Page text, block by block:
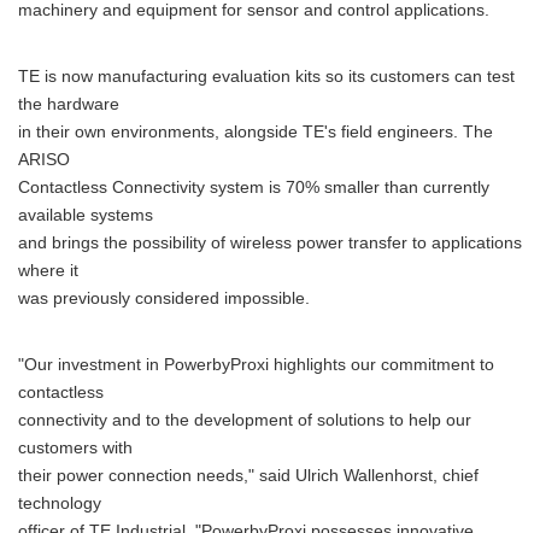
machinery and equipment for sensor and control applications.
TE is now manufacturing evaluation kits so its customers can test
the hardware
in their own environments, alongside TE's field engineers. The
ARISO
Contactless Connectivity system is 70% smaller than currently
available systems
and brings the possibility of wireless power transfer to applications
where it
was previously considered impossible.
"Our investment in PowerbyProxi highlights our commitment to
contactless
connectivity and to the development of solutions to help our
customers with
their power connection needs," said Ulrich Wallenhorst, chief
technology